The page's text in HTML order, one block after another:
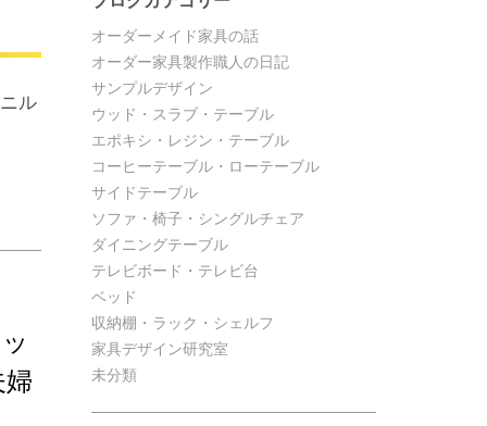
ル
オーダーメイド家具の話
オーダー家具製作職人の日記
サンプルデザイン
ウッド・スラブ・テーブル
エポキシ・レジン・テーブル
コーヒーテーブル・ローテーブル
サイドテーブル
ソファ・椅子・シングルチェア
ダイニングテーブル
テレビボード・テレビ台
ベッド
収納棚・ラック・シェルフ
家具デザイン研究室
未分類